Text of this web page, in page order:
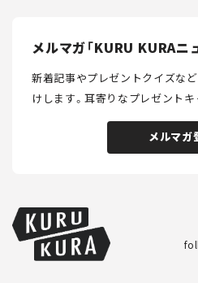
メルマガ「KURU KURAニ
新着記事やプレゼントクイズな
けします。耳寄りなプレゼントキ
メルマガ